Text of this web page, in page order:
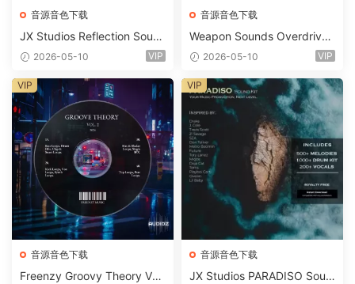
音源音色下载
JX Studios Reflection Soun
d Kit WAV-FANTASTiC
2026-05-10 VIP
音源音色下载
Weapon Sounds Overdrive
x Echo Chamber Production
m 2 Presets-FANTASTiC
2026-05-10 VIP
音源音色下载
Freenzy Groovy Theory Vol.
VIP
音源音色下载
JX Studios PARADISO Soun
VIP